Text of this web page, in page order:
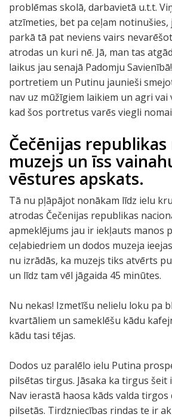
problēmas skolā, darbavietā u.t.t.
atzīmeties, bet pa ceļam
parkā tā pat neviens vairs
atrodas un kuri nē. Jā, man tas
laikus jau senajā Padomju
portretiem un Putinu jaunieši
nav uz mūžīgiem laikiem un agri vai
kad šos portretus varēs viegli
Čečēnijas republikas
muzejs un īss
vēstures apskats.
Tā nu pļāpājot nonākam līdz ielu
atrodas Čečenijas republikas
apmeklējums jau ir iekļauts manos
ceļabiedriem un dodos muzeja
nu izrādās, ka muzejs tiks atvērts
un līdz tam vēl jāgaida 45 minūtes.
Nu nekas! Izmetīšu nelielu loku pa
kvartāliem un sameklēšu kādu
kādu tasi tējas.
Dodos uz paralēlo ielu Putina
pilsētas tirgus. Jāsaka ka tirgus šeit
Nav ierastā haosa kāds valda tirgos
pilsetās. Tirdzniecības rindas te ir